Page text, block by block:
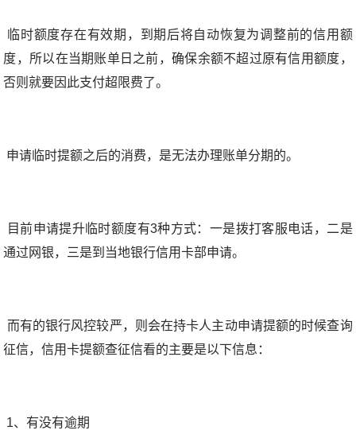
临时额度存在有效期，到期后将自动恢复为调整前的信用额
度，所以在当期账单日之前，确保余额不超过原有信用额度，
否则就要因此支付超限费了。
申请临时提额之后的消费，是无法办理账单分期的。
目前申请提升临时额度有3种方式：一是拨打客服电话，二是
通过网银，三是到当地银行信用卡部申请。
而有的银行风控较严，则会在持卡人主动申请提额的时候查询
征信，信用卡提额查征信看的主要是以下信息：
1、有没有逾期